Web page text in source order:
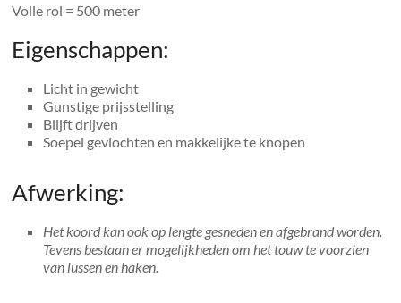
Volle rol = 500 meter
Eigenschappen:
Licht in gewicht
Gunstige prijsstelling
Blijft drijven
Soepel gevlochten en makkelijke te knopen
Afwerking:
Het koord kan ook op lengte gesneden en afgebrand worden.
Tevens bestaan er mogelijkheden om het touw te voorzien
van lussen en haken.